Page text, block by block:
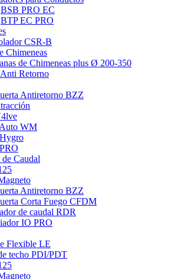
BSB PRO EC
BTP EC PRO
CSR-B
Chimeneas
de Chimeneas plus Ø 200-350
Retorno
Antiretorno BZZ
WM
Caudal
Antiretorno BZZ
Corta Fuego CFDM
de caudal RDR
IO PRO
Flexible LE
techo PDI/PDT